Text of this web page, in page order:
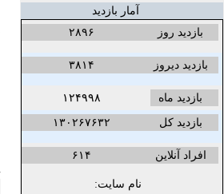
آمار بازدید
بازدید روز
۲۸۹۶
بازدید دیروز ۳۸۱۴
بازدید ماه ۱۲۴۹۹۸
بازدید کل ۱۳۰۲۶۷۶۳۲
افراد آنلاین ۶۱۴
نام سایت: